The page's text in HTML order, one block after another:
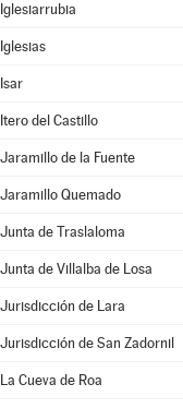
Iglesiarrubia
Iglesias
Isar
Itero del Castillo
Jaramillo de la Fuente
Jaramillo Quemado
Junta de Traslaloma
Junta de Villalba de Losa
Jurisdicción de Lara
Jurisdicción de San Zadornil
La Cueva de Roa